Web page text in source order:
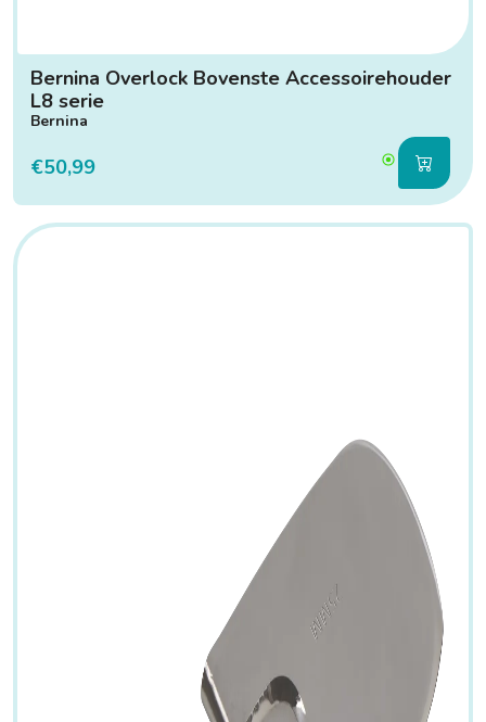
Bernina Overlock Bovenste Accessoirehouder
L8 serie
Bernina
€50,99